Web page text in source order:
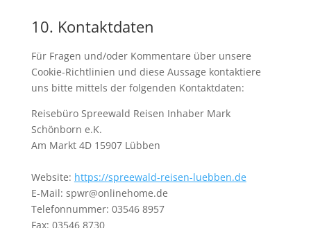
10. Kontaktdaten
Für Fragen und/oder Kommentare über unsere
Cookie-Richtlinien und diese Aussage kontaktiere
uns bitte mittels der folgenden Kontaktdaten:
Reisebüro Spreewald Reisen Inhaber Mark
Schönborn e.K.
Am Markt 4D 15907 Lübben
Website: https://spreewald-reisen-luebben.de
E-Mail: spwr@onlinehome.de
Telefonnummer: 03546 8957
Fax: 03546 8730